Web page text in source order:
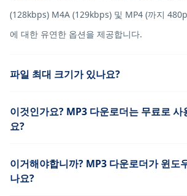
(128kbps) M4A (129kbps) 및 MP4 (까지
에 대한 유연한 옵션을 제공합니다.
파일 최대 크기가 있나요?
이것인가요? MP3 다운로더는 무료로 사
요?
이거해야합니까? MP3 다운로더가 윈도
나요?